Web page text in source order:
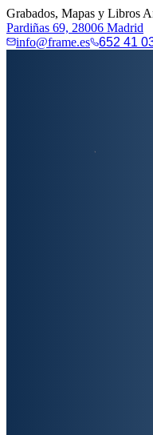
Grabados, Mapas y Libros
Pardiñas 69, 28006 Madrid
info@frame.es
652 41